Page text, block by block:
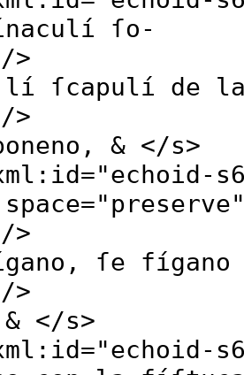
ſo-
/>
ſcapulí de la
/>
& </s>
="echoid-
="preserve
/>
ſe
/>
</s>
="echoid-